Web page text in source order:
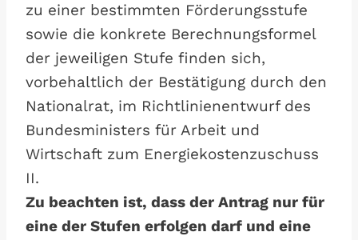
zu einer bestimmten Förderungsstufe
sowie die konkrete Berechnungsformel
der jeweiligen Stufe finden sich,
vorbehaltlich der Bestätigung durch den
Nationalrat, im Richtlinienentwurf des
Bundesministers für Arbeit und
Wirtschaft zum Energiekostenzuschuss
II.
Zu beachten ist, dass der Antrag nur für
eine der Stufen erfolgen darf und eine